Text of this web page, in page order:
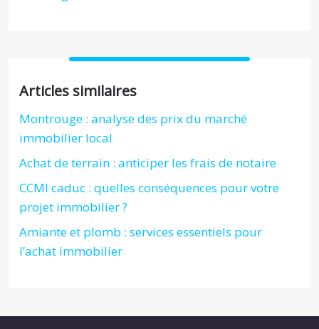
Articles similaires
Montrouge : analyse des prix du marché
immobilier local
Achat de terrain : anticiper les frais de notaire
CCMI caduc : quelles conséquences pour votre
projet immobilier ?
Amiante et plomb : services essentiels pour
l’achat immobilier